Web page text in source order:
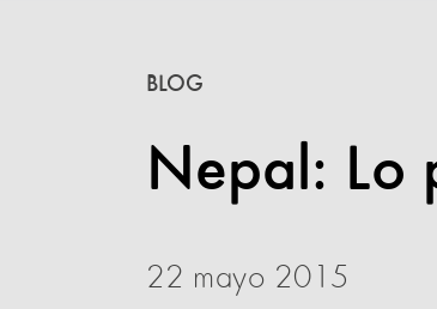
Nepal: Lo
BLOG
22 mayo 2015